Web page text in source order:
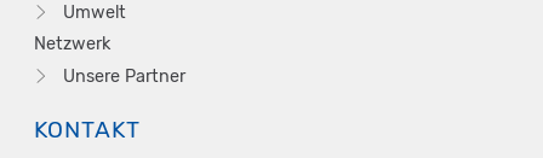
Umwelt
Netzwerk
Unsere Partner
KONTAKT